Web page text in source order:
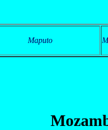
Maputo